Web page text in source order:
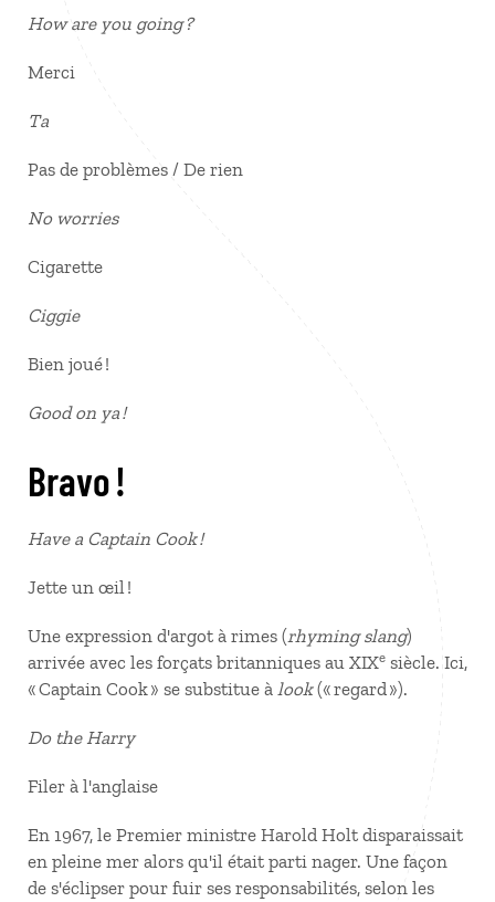
How are you going ?
Merci
Ta
Pas de problèmes / De rien
No worries
Cigarette
Ciggie
Bien joué !
Good on ya !
Bravo !
Have a Captain Cook !
Jette un œil !
Une expression d'argot à rimes (rhyming slang)
arrivée avec les forçats britanniques au XIXe siècle. Ici,
« Captain Cook » se substitue à look(« regard »).
Do the Harry
Filer à l'anglaise
En 1967, le Premier ministre Harold Holt disparaissait
en pleine mer alors qu'il était parti nager. Une façon
de s'éclipser pour fuir ses responsabilités, selon les